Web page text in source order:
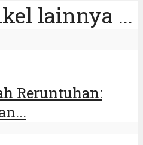
lainnya ...
Reruntuhan: